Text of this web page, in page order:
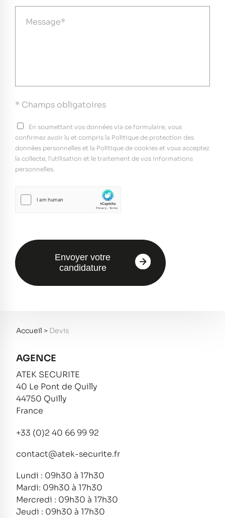
Accueil > Devis
AGENCE
ATEK SECURITE
40 Le Pont de Quilly
44750 Quilly
France
+33 (0)2 40 66 99 92
contact@atek-securite.fr
Lundi : 09h30 à 17h30
Mardi: 09h30 à 17h30
Mercredi : 09h30 à 17h30
Jeudi : 09h30 à 17h30
* Champs obligatoires
En soumettant vos données via ce formulaire, vous
confirmez avoir lu et compris la Politique de protection des
données personnelles et la Politique de cookies et vous acceptez
la collecte, l’utilisation et le traitement de vos informations
personnelles.
Envoyer votre
candidature